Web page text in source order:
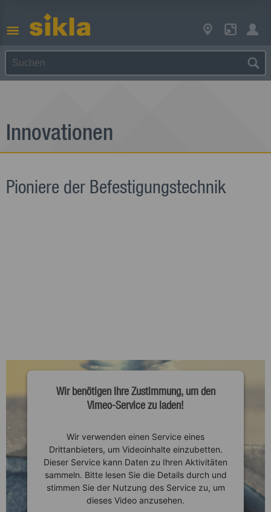
Innovationen
Pioniere der Befestigungstechnik
Wir benötigen Ihre Zustimmung, um den
Vimeo-Service zu laden!
Wir verwenden einen Service eines
Drittanbieters, um Videoinhalte einzubetten.
Dieser Service kann Daten zu Ihren Aktivitäten
sammeln. Bitte lesen Sie die Details durch und
stimmen Sie der Nutzung des Service zu, um
dieses Video anzusehen.